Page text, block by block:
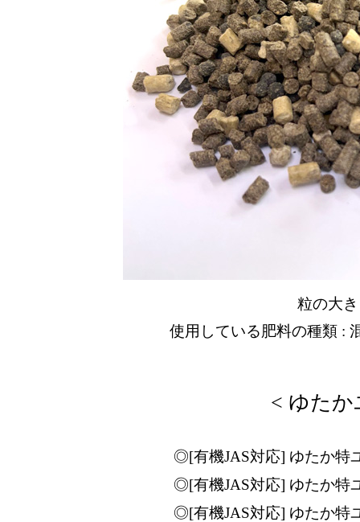
粒の大
使用している肥料の種類 :
< ゆたか
◎[有機JAS対応] ゆたか特
◎[有機JAS対応] ゆたか特
◎[有機JAS対応] ゆたか特